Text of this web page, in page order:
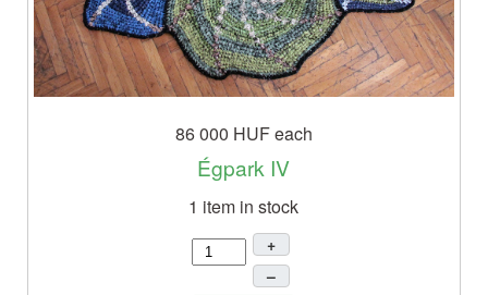
86 000 HUFeach
Égpark IV
1 item in stock
+
–